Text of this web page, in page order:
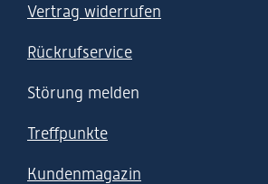
Vertrag widerrufen
Rückrufservice
Störung melden
Treffpunkte
Kundenmagazin